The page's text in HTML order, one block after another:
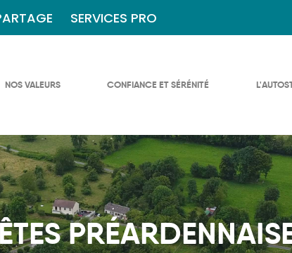
SERVICES PRO
NOS VALEURS CONFIANCE ET SÉRÉNITÉ